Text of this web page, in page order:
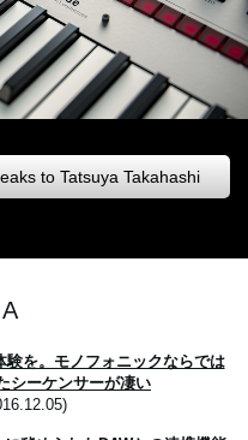
to Tatsuya Takahashi
を。モノフォニックならでは
シーケンサーが凄い